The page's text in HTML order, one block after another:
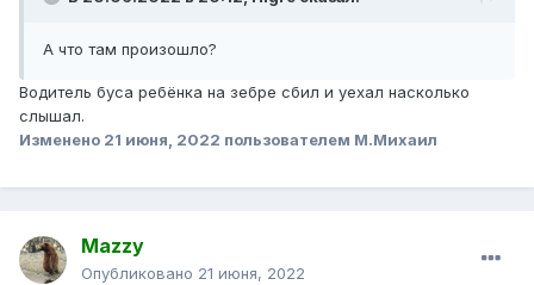
А что там произошло?
Водитель буса ребёнка на зебре сбил и уехал насколько
слышал.
Изменено 21 июня, 2022 пользователем М.Михаил
Mazzy
Опубликовано 21 июня, 2022